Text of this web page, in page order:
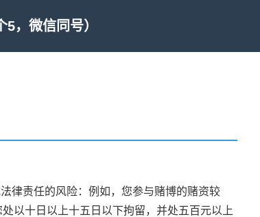
，微信同号）
律责任的风险：例如，您参与赌博的赌资较
以十日以上十五日以下拘留，并处五百元以上